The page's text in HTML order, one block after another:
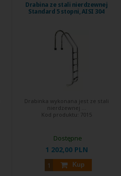
Drabina ze stali nierdzewnej
Standard 5 stopni, AISI 304
Drabinka wykonana jest ze stali
nierdzewnej ...
Kod produktu: 7015
1 202,00 PLN
Kup
Dostępne